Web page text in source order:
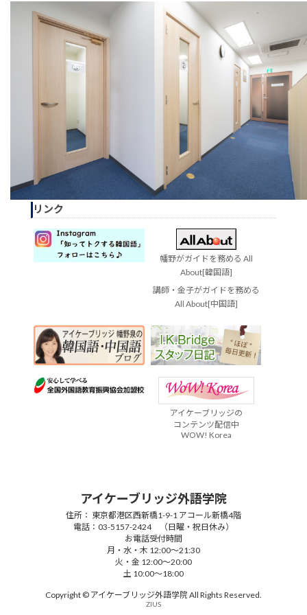
リンク
幡野がガイドを務める All
About[韓国語]
講師・金子がガイドを務める
All About[中国語]
アイケーブリッジの
コンテンツ配信中
WOW! Korea
アイケーブリッジ外語学院
住所： 東京都港区西新橋1-9-1 アコール新橋4階
電話：03-5157-2424 （日曜・祝日休み）
お電話受付時間
月・水・木 12:00～21:30
火・金 12:00～20:00
土 10:00～18:00
Copyright © アイケーブリッジ外語学院 All Rights Reserved.
ZIUS